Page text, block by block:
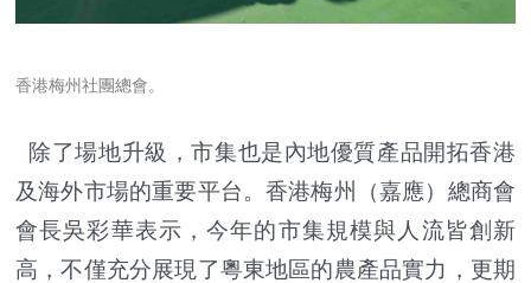
香港梅州社團總會。
除了場地升級，市集也是內地優質產品開拓香港
及海外市場的重要平台。香港梅州（嘉應）總商會
會長吳彩華表示，今年的市集規模與人流皆創新
高，不僅充分展現了粵東地區的農產品實力，更期